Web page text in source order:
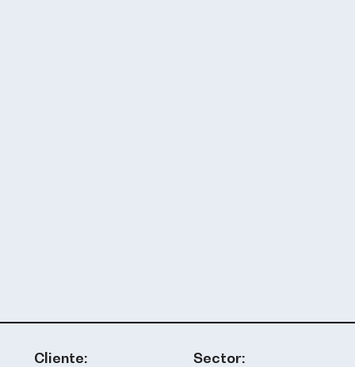
Cliente: Sector: